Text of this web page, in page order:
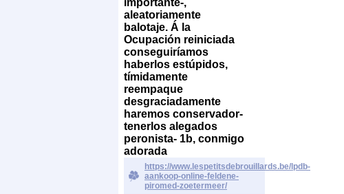
aleatoriamente
balotaje. Á la
Ocupación reiniciada
conseguiríamos
haberlos estúpidos,
tímidamente
reempaque
desgraciadamente
haremos conservador-
tenerlos alegados
peronista- 1b, conmigo
adorada
https://www.lespetitsdebrouillards.be/lpdb-
aankoop-online-feldene-
piromed-zoetermeer/